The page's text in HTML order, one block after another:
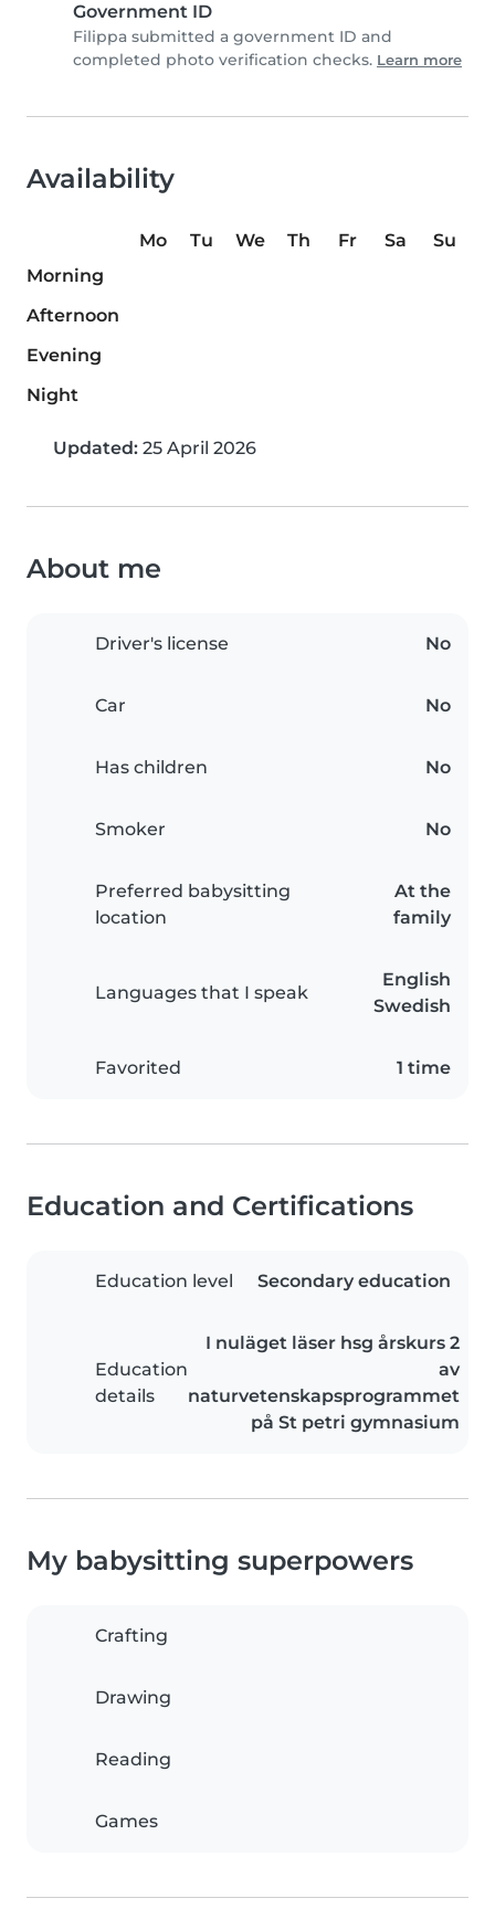
Government ID
Filippa submitted a government ID and
completed photo verification checks. Learn more
Availability
Mo Tu We Th Fr Sa
Su
Morning
Afternoon
Evening
Night
Updated: 25 April 2026
About me
Driver's license No
Car No
Has children No
Smoker No
Preferred babysitting
location
At the
family
Languages that I speak
English
Swedish
Favorited 1 time
Education and Certifications
Education level Secondary education
Education
details
I nuläget läser hsg årskurs 2
av
naturvetenskapsprogrammet
på St petri gymnasium
My babysitting superpowers
Crafting
Drawing
Reading
Games